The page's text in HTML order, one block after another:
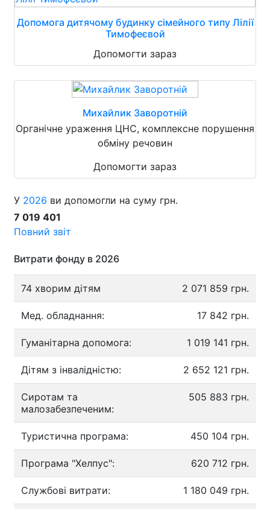
Допомога дитячому будинку сімейного типу Лілії
Тимофеєвой
Допомогти зараз
Михайлик Заворотній
Органічне ураження ЦНС, комплексне порушення
обміну речовин
Допомогти зараз
У 2026 ви допомогли на суму грн.
7 019 401
Повний звіт
Витрати фонду в 2026
74 хворим дітям 2 071 859 грн.
Мед. обладнання: 17 842 грн.
Гуманітарна допомога: 1 019 141 грн.
Дітям з інвалідністю: 2 652 121 грн.
Сиротам та
малозабезпеченим:
505 883 грн.
Туристична програма: 450 104 грн.
Програма "Хелпус": 620 712 грн.
Службові витрати: 1 180 049 грн.